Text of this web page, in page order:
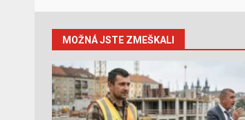
MOŽNÁ JSTE ZMEŠKALI